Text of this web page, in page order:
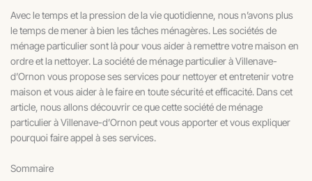
Avec le temps et la pression de la vie quotidienne, nous n’avons plus
le temps de mener à bien les tâches ménagères. Les sociétés de
ménage particulier sont là pour vous aider à remettre votre maison en
ordre et la nettoyer. La société de ménage particulier à Villenave-
d’Ornon vous propose ses services pour nettoyer et entretenir votre
maison et vous aider à le faire en toute sécurité et efficacité. Dans cet
article, nous allons découvrir ce que cette société de ménage
particulier à Villenave-d’Ornon peut vous apporter et vous expliquer
pourquoi faire appel à ses services.
Sommaire